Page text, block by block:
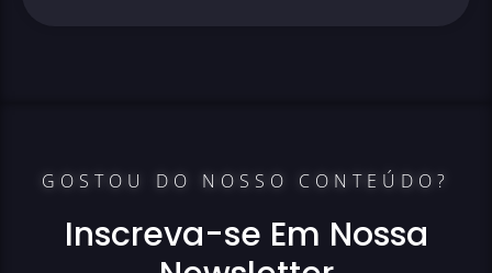
GOSTOU DO NOSSO CONTEÚDO?
Inscreva-se Em Nossa